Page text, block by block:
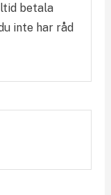
betala
inte har råd